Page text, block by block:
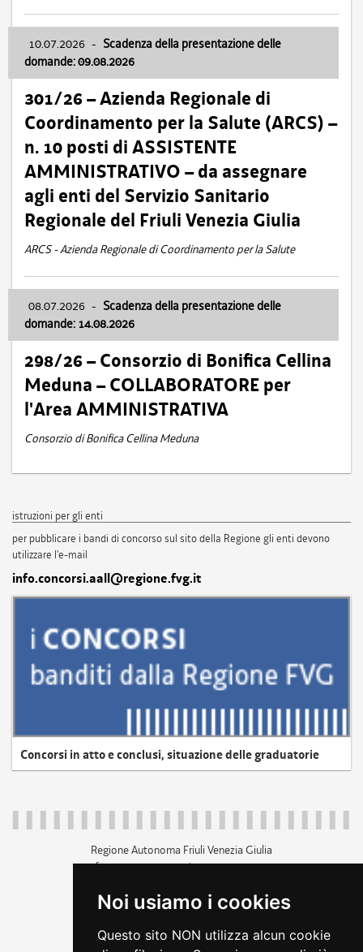
Noi usiamo i cookies
Questo sito NON utilizza alcun cookie
10.07.2026 - Scadenza della presentazione delle
domande: 09.08.2026
301/26 – Azienda Regionale di
Coordinamento per la Salute (ARCS) –
n. 10 posti di ASSISTENTE
AMMINISTRATIVO – da assegnare
agli enti del Servizio Sanitario
Regionale del Friuli Venezia Giulia
ARCS - Azienda Regionale di Coordinamento per la Salute
08.07.2026 - Scadenza della presentazione delle
domande: 14.08.2026
298/26 – Consorzio di Bonifica Cellina
Meduna – COLLABORATORE per
l'Area AMMINISTRATIVA
Consorzio di Bonifica Cellina Meduna
istruzioni per gli enti
per pubblicare i bandi di concorso sul sito della Regione gli enti devono
utilizzare l'e-mail
info.concorsi.aall@regione.fvg.it
Concorsi in atto e conclusi, situazione delle graduatorie
Regione Autonoma Friuli Venezia Giulia
c.f. 80014930327; p.iva 00526040324
+39 040 3771111